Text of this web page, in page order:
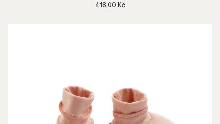
418,00 Kč